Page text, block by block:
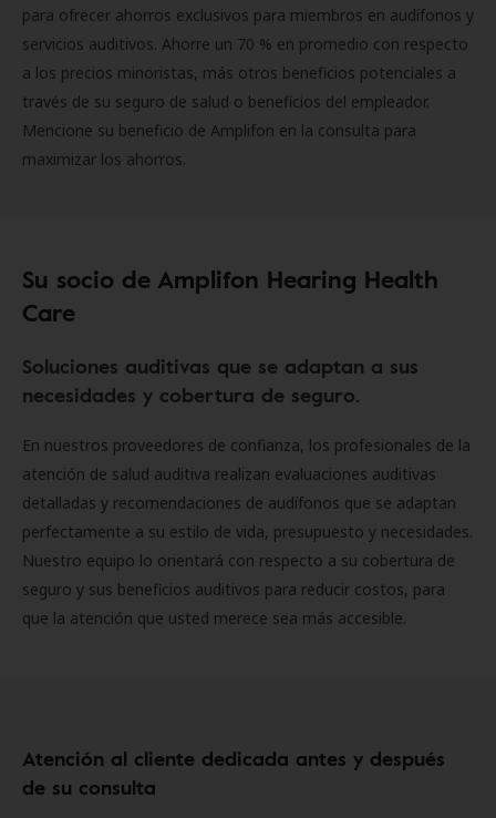
para ofrecer ahorros exclusivos para miembros en audífonos y
servicios auditivos. Ahorre un 70 % en promedio con respecto
a los precios minoristas, más otros beneficios potenciales a
través de su seguro de salud o beneficios del empleador.
Mencione su beneficio de Amplifon en la consulta para
maximizar los ahorros.
Su socio de Amplifon Hearing Health
Care
Soluciones auditivas que se adaptan a sus
necesidades y cobertura de seguro.
En nuestros proveedores de confianza, los profesionales de la
atención de salud auditiva realizan evaluaciones auditivas
detalladas y recomendaciones de audífonos que se adaptan
perfectamente a su estilo de vida, presupuesto y necesidades.
Nuestro equipo lo orientará con respecto a su cobertura de
seguro y sus beneficios auditivos para reducir costos, para
que la atención que usted merece sea más accesible.
Atención al cliente dedicada antes y después
de su consulta